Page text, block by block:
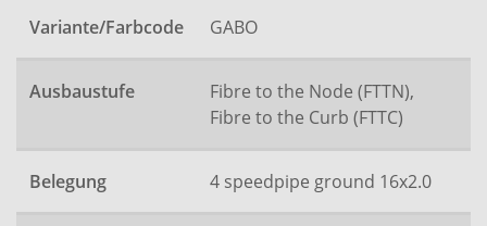
Variante/Farbcode GABO
Ausbaustufe
Fibre to the Node (FTTN),
Fibre to the Curb (FTTC)
Belegung 4 speedpipe ground 16x2.0